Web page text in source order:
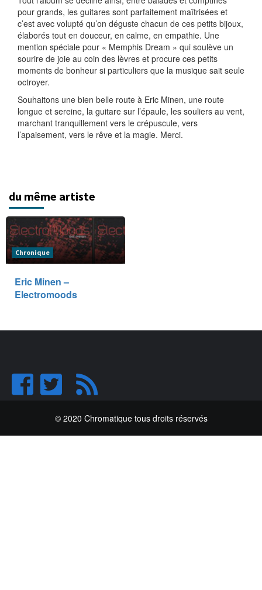
pour grands, les guitares sont parfaitement maîtrisées et
c’est avec volupté qu’on déguste chacun de ces petits bijoux,
élaborés tout en douceur, en calme, en empathie. Une
mention spéciale pour « Memphis Dream » qui soulève un
sourire de joie au coin des lèvres et procure ces petits
moments de bonheur si particuliers que la musique sait seule
octroyer.
Souhaitons une bien belle route à Eric Minen, une route
longue et sereine, la guitare sur l’épaule, les souliers au vent,
marchant tranquillement vers le crépuscule, vers
l’apaisement, vers le rêve et la magie. Merci.
du même artiste
Chronique
Eric Minen –
Electromoods
© 2020 Chromatique tous droits réservés